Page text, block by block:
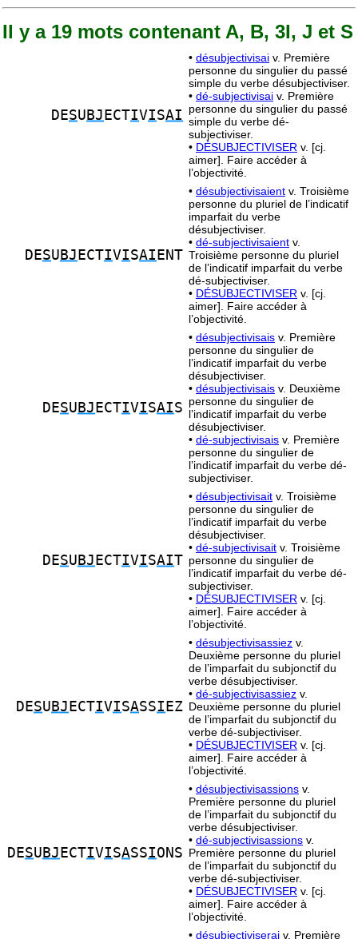
Il y a 19 mots contenant A, B, 3I, J et S
DESU BJ ECTIVISAI
• désubjectivisai v. Première
personne du singulier du passé
simple du verbe désubjectiviser.
• dé-subjectivisai v. Première
personne du singulier du passé
simple du verbe dé-
subjectiviser.
• DÉSUBJECTIVISER v. [cj.
aimer]. Faire accéder à
l’objectivité.
DESU BJ ECTIVISAI ENT
• désubjectivisaient v. Troisième
personne du pluriel de l’indicatif
imparfait du verbe
désubjectiviser.
• dé-subjectivisaient v.
Troisième personne du pluriel
de l’indicatif imparfait du verbe
dé-subjectiviser.
• DÉSUBJECTIVISER v. [cj.
aimer]. Faire accéder à
l’objectivité.
DESU BJ ECTIVISAIS
• désubjectivisais v. Première
personne du singulier de
l’indicatif imparfait du verbe
désubjectiviser.
• désubjectivisais v. Deuxième
personne du singulier de
l’indicatif imparfait du verbe
désubjectiviser.
• dé-subjectivisais v. Première
personne du singulier de
l’indicatif imparfait du verbe dé-
subjectiviser.
DESU BJ ECTIVISAIT
• désubjectivisait v. Troisième
personne du singulier de
l’indicatif imparfait du verbe
désubjectiviser.
• dé-subjectivisait v. Troisième
personne du singulier de
l’indicatif imparfait du verbe dé-
subjectiviser.
• DÉSUBJECTIVISER v. [cj.
aimer]. Faire accéder à
l’objectivité.
DESU BJ ECTIVISASSI EZ
• désubjectivisassiez v.
Deuxième personne du pluriel
de l’imparfait du subjonctif du
verbe désubjectiviser.
• dé-subjectivisassiez v.
Deuxième personne du pluriel
de l’imparfait du subjonctif du
verbe dé-subjectiviser.
• DÉSUBJECTIVISER v. [cj.
aimer]. Faire accéder à
l’objectivité.
DESU BJ ECTIVISASSIONS
• désubjectivisassions v.
Première personne du pluriel
de l’imparfait du subjonctif du
verbe désubjectiviser.
• dé-subjectivisassions v.
Première personne du pluriel
de l’imparfait du subjonctif du
verbe dé-subjectiviser.
• DÉSUBJECTIVISER v. [cj.
aimer]. Faire accéder à
l’objectivité.
• désubjectiviserai v. Première